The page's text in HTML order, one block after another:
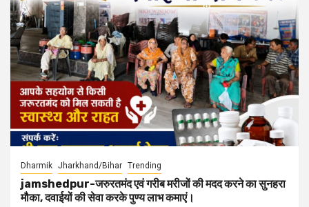
Dharmik Jharkhand/Bihar Trending
jamshedpur-जरुरतमंद एवं गरीब मरीजों की मदद करने का सुनहरा
मौका, दवाईयों की सेवा करके पुण्य लाभ कमाएं।